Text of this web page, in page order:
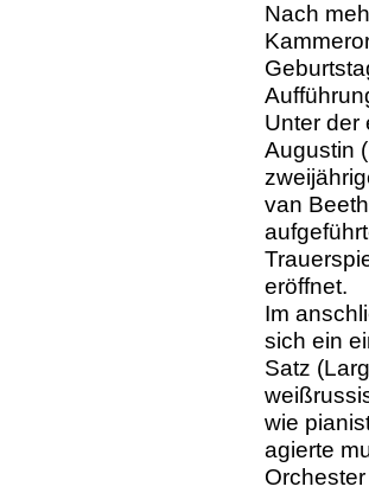
Nach
Unter der
Augustin
van
eröffnet.
Im
sich ein
Satz
wie
agierte